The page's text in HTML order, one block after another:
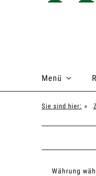
Menü
Sie sind hier: »
Währung